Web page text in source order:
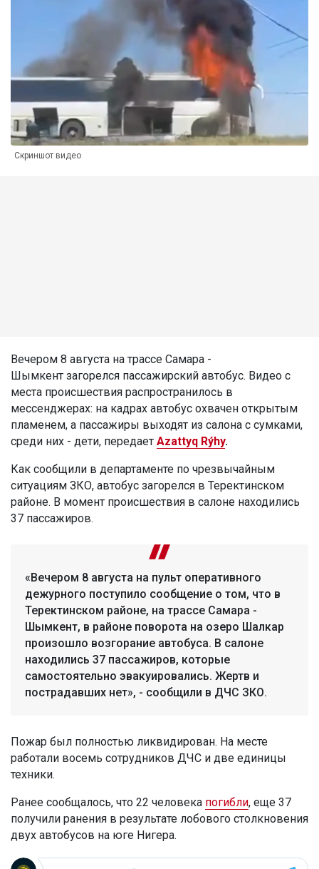
Скриншот видео
Вечером 8 августа на трассе Самара -
Шымкент загорелся пассажирский автобус. Видео с
места происшествия распространилось в
мессенджерах: на кадрах автобус охвачен открытым
пламенем, а пассажиры выходят из салона с сумками,
среди них - дети, передает Azattyq Rýhy.
Как сообщили в департаменте по чрезвычайным
ситуациям ЗКО, автобус загорелся в Теректинском
районе. В момент происшествия в салоне находились
37 пассажиров.
«Вечером 8 августа на пульт оперативного
дежурного поступило сообщение о том, что в
Теректинском районе, на трассе Самара -
Шымкент, в районе поворота на озеро Шалкар
произошло возгорание автобуса. В салоне
находились 37 пассажиров, которые
самостоятельно эвакуировались. Жертв и
пострадавших нет», - сообщили в ДЧС ЗКО.
Пожар был полностью ликвидирован. На месте
работали восемь сотрудников ДЧС и две единицы
техники.
Ранее сообщалось, что 22 человека погибли, еще 37
получили ранения в результате лобового столкновения
двух автобусов на юге Нигера.